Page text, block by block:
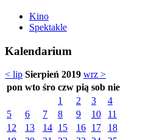
Kino
Spektakle
Kalendarium
< lip Sierpień 2019 wrz >
pon wto śro czw pią sob nie
1
2 3
4
5
6 7 8 9 10
11
12
13 14 15 16 17
18